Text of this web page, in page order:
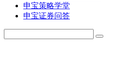
申宝策略学堂
申宝证券问答